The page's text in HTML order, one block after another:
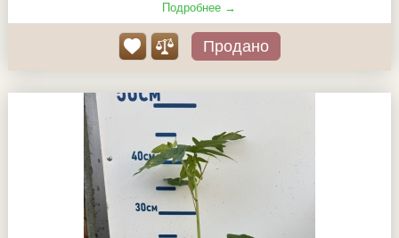
Подробнее →
Продано